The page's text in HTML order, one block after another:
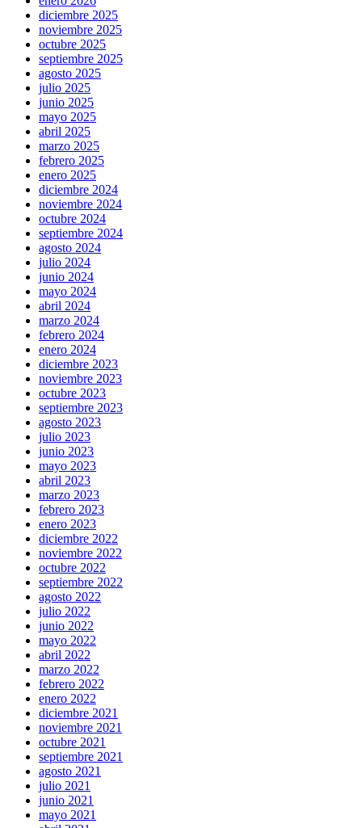
diciembre 2025
noviembre 2025
octubre 2025
septiembre 2025
agosto 2025
julio 2025
junio 2025
mayo 2025
abril 2025
marzo 2025
febrero 2025
enero 2025
diciembre 2024
noviembre 2024
octubre 2024
septiembre 2024
agosto 2024
julio 2024
junio 2024
mayo 2024
abril 2024
marzo 2024
febrero 2024
enero 2024
diciembre 2023
noviembre 2023
octubre 2023
septiembre 2023
agosto 2023
julio 2023
junio 2023
mayo 2023
abril 2023
marzo 2023
febrero 2023
enero 2023
diciembre 2022
noviembre 2022
octubre 2022
septiembre 2022
agosto 2022
julio 2022
junio 2022
mayo 2022
abril 2022
marzo 2022
febrero 2022
enero 2022
diciembre 2021
noviembre 2021
octubre 2021
septiembre 2021
agosto 2021
julio 2021
junio 2021
mayo 2021